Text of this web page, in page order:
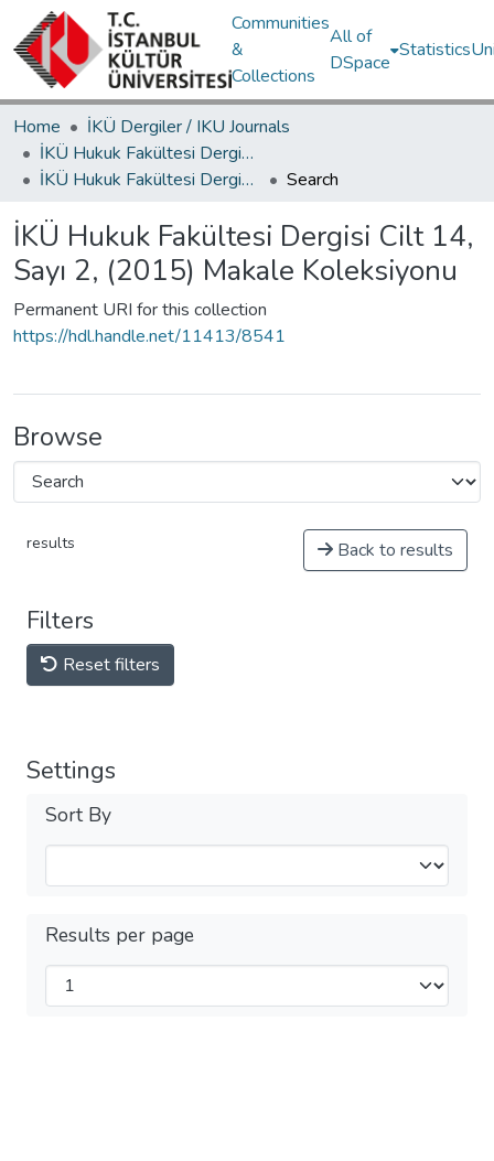
Communities
&
Collections
All of
DSpace
Statistics
Home
İKÜ Dergiler / IKU Journals
İKÜ Hukuk Fakültesi Dergisi / Journal of Istanbul Kultur University Faculty of Law
İKÜ Hukuk Fakültesi Dergisi Cilt 14, Sayı 2, (2015) Makale Koleksiyonu
Search
İKÜ Hukuk Fakültesi Dergisi Cilt 14,
Sayı 2, (2015) Makale Koleksiyonu
Permanent URI for this collection
https://hdl.handle.net/11413/8541
Browse
results Back to results
Filters
Reset filters
Settings
Sort By
Results per page